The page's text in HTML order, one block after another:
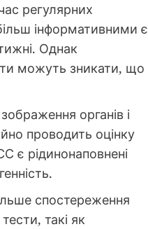
регулярних
інформативними є
Однак
можуть зникати, що
органів і
проводить оцінку
є рідинонаповнені
спостереження
такі як